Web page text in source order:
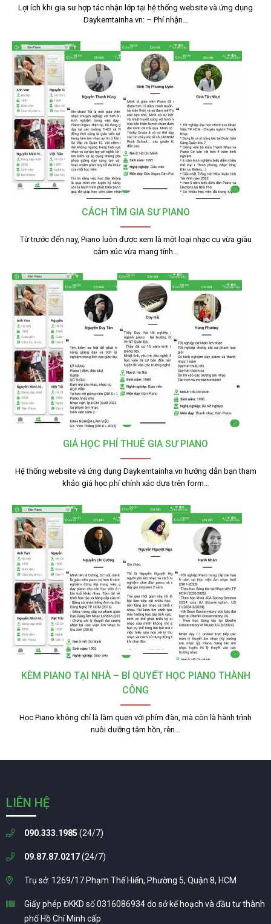
Lợi ích khi gia sư hợp tác nhận lớp tại hệ thống website và ứng dụng
Daykemtainha.vn: – Phí nhận…
CÁCH TÌM GIA SƯ PIANO
Từ trước đến nay, Piano luôn được xem là một loại nhạc cụ vừa giàu
cảm xúc vừa mang tính…
GIÁ HỌC PHÍ THUÊ GIA SƯ PIANO
Hệ thống website và ứng dụng Daykemtainha.vn hướng dẫn bạn tham
khảo giá học phí chính xác dựa trên form…
KÈM PIANO TẠI NHÀ – BÍ QUYẾT HỌC PIANO THÀNH
CÔNG
Học Piano không chỉ là làm quen với phím đàn, mà còn là hành trình
nuôi dưỡng tâm hồn, rèn…
LIÊN HỆ
090.333.1985 (24/7)
09.87.87.0217(24/7)
Trụ sở: 1269/17 Phạm Thế Hiển, Phường 5, Quận 8, HCM
Giấy phép ĐKKD số 0316086934 do sở kế hoạch và đầu tư thành
phố Hồ Chí Minh cấp